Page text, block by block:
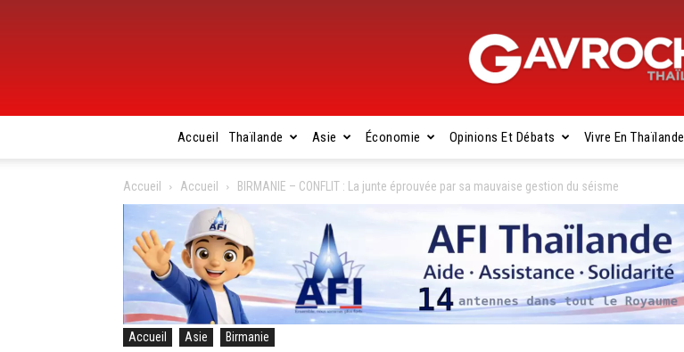
Gavroche
Thaïlande
Accueil Thaïlande Asie Économie Opinions Et Débats Vivre En Thaïlande
Accueil Accueil BIRMANIE – CONFLIT : La junte éprouvée par sa mauvaise gestion du séisme
Accueil Asie Birmanie